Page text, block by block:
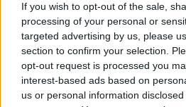
If you wish to opt-out of the sale,
processing of your personal or
targeted advertising by us, please
section to confirm your selection.
opt-out request is processed you
interest-based ads based on
us or personal information
LA MANO CALDA
Appoggiare la
palmo della mano
buon metodo per
alleviare le sue
dovrà fare altro che